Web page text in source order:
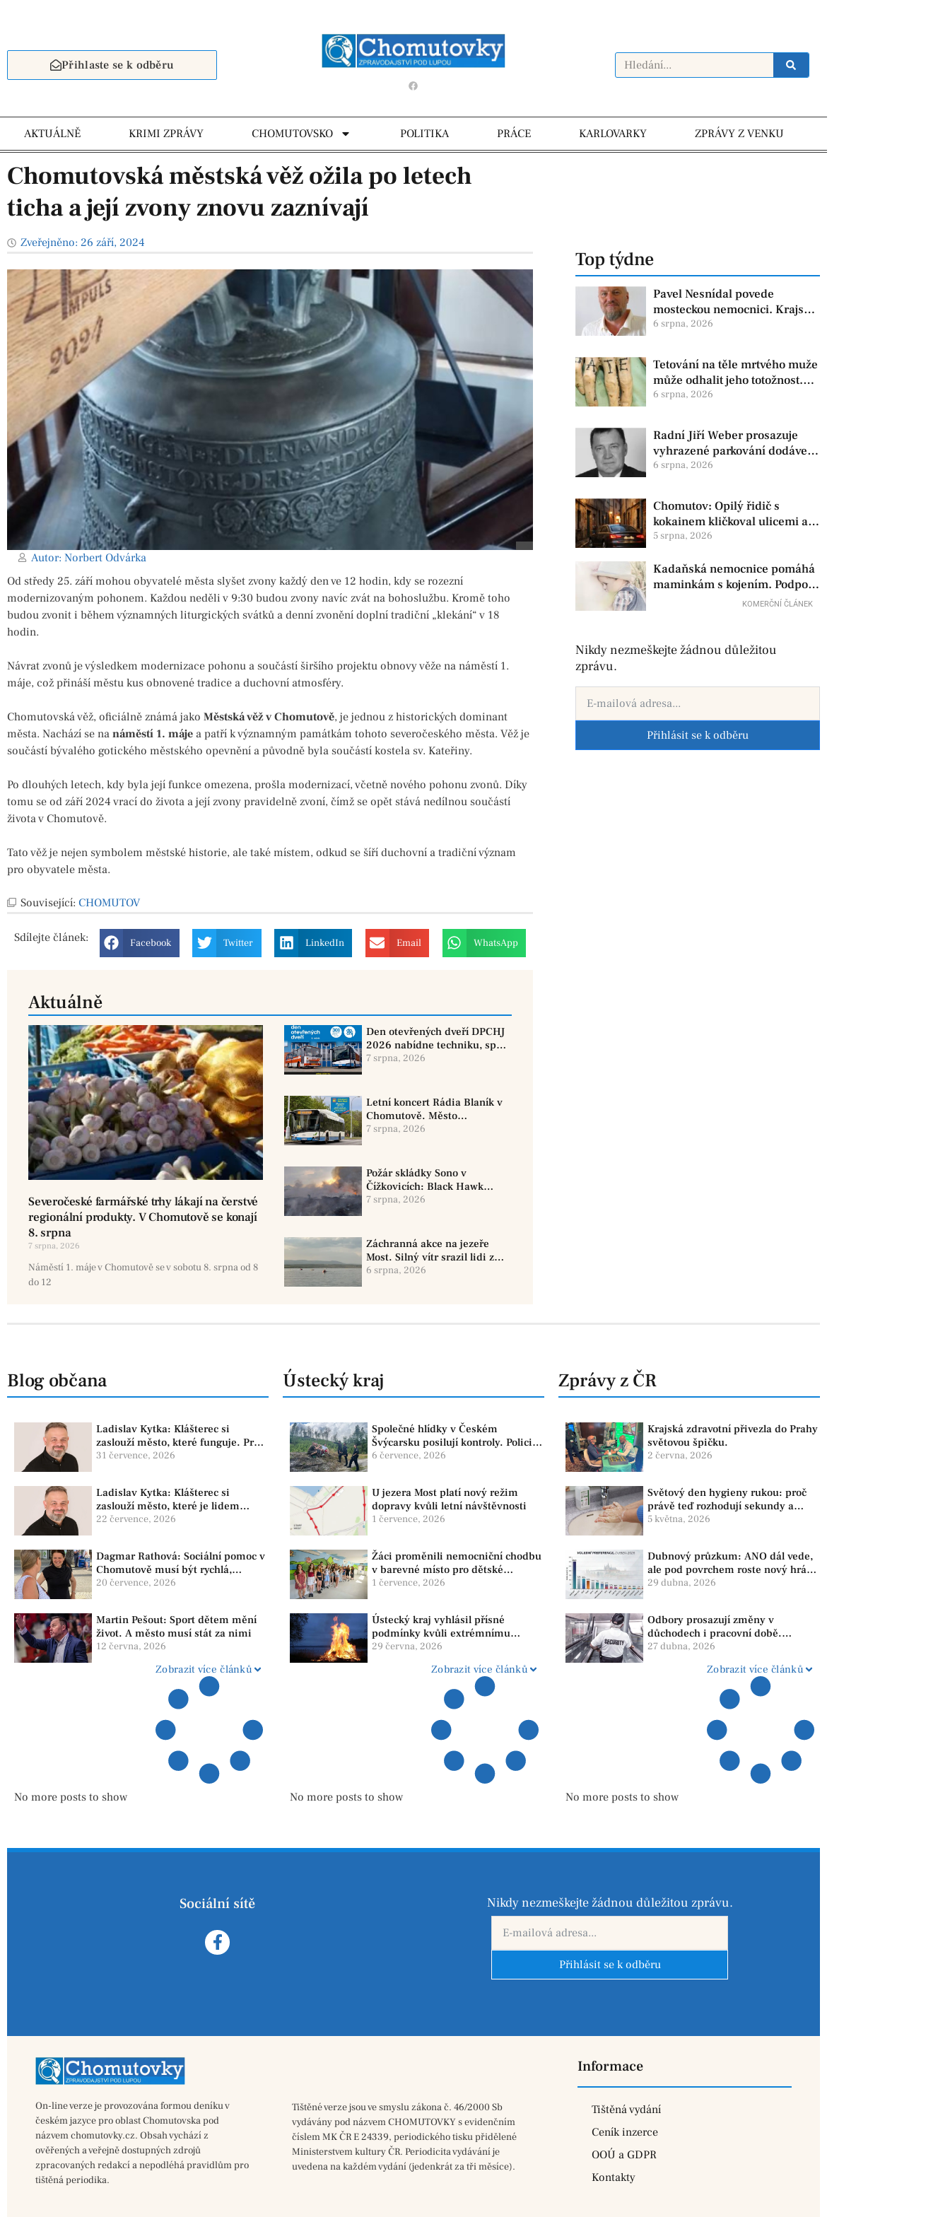
Přihlaste se k odběru
AKTUÁLNĚ KRIMI ZPRÁVY CHOMUTOVSKO POLITIKA PRÁCE KARLOVARKY ZPRÁVY Z VENKU
Chomutovská městská věž ožila po letech
ticha a její zvony znovu zaznívají
Zveřejněno: 26 září, 2024
Autor: Norbert Odvárka
Od středy 25. září mohou obyvatelé města slyšet zvony každý den ve 12 hodin, kdy se rozezní
modernizovaným pohonem. Každou neděli v 9:30 budou zvony navíc zvát na bohoslužbu. Kromě toho
budou zvonit i během významných liturgických svátků a denní zvonění doplní tradiční „klekání“ v 18
hodin.
Návrat zvonů je výsledkem modernizace pohonu a součástí širšího projektu obnovy věže na náměstí 1.
máje, což přináší městu kus obnovené tradice a duchovní atmosféry.
Chomutovská věž, oficiálně známá jako Městská věž v Chomutově, je jednou z historických dominant
města. Nachází se na náměstí 1. máje a patří k významným památkám tohoto severočeského města. Věž je
součástí bývalého gotického městského opevnění a původně byla součástí kostela sv. Kateřiny.
Po dlouhých letech, kdy byla její funkce omezena, prošla modernizací, včetně nového pohonu zvonů. Díky
tomu se od září 2024 vrací do života a její zvony pravidelně zvoní, čímž se opět stává nedílnou součástí
života v Chomutově.
Tato věž je nejen symbolem městské historie, ale také místem, odkud se šíří duchovní a tradiční význam
pro obyvatele města.
Související: CHOMUTOV
Sdílejte článek: Facebook Twitter LinkedIn Email WhatsApp
Aktuálně
Severočeské farmářské trhy lákají na čerstvé
regionální produkty. V Chomutově se konají
8. srpna
7 srpna, 2026
Náměstí 1. máje v Chomutově se v sobotu 8. srpna od 8
do 12
Den otevřených dveří DPCHJ
2026 nabídne techniku, sport
i jízdy historickými vozy
7 srpna, 2026
Letní koncert Rádia Blaník v
Chomutově. Město
doporučuje využít MHD
7 srpna, 2026
Požár skládky Sono v
Čížkovicích: Black Hawk
provedl 12 shozů vody
7 srpna, 2026
Záchranná akce na jezeře
Most. Silný vítr srazil lidi z
paddleboardů, dvě osoby se
6 srpna, 2026
Top týdne
Pavel Nesnídal povede
mosteckou nemocnici. Krajská
zdravotní oznámila změnu ve
6 srpna, 2026
Tetování na těle mrtvého muže
může odhalit jeho totožnost.
Policie žádá o pomoc
6 srpna, 2026
Radní Jiří Weber prosazuje
vyhrazené parkování dodávek
v Chomutově
6 srpna, 2026
Chomutov: Opilý řidič s
kokainem kličkoval ulicemi a
zkoušel uplatit policisty
5 srpna, 2026
Kadaňská nemocnice pomáhá
maminkám s kojením. Podpora
začíná už před porodem
KOMERČNÍ ČLÁNEK
Nikdy nezmeškejte žádnou důležitou
zprávu.
Přihlásit se k odběru
Blog občana
Ladislav Kytka: Klášterec si
zaslouží město, které funguje. Proto
předkládáme program, který řeší
31 července, 2026
Ladislav Kytka: Klášterec si
zaslouží město, které je lidem
nablízku
22 července, 2026
Dagmar Rathová: Sociální pomoc v
Chomutově musí být rychlá,
srozumitelná a férová. Ne udržovat
20 července, 2026
Martin Pešout: Sport dětem mění
život. A město musí stát za nimi
12 června, 2026
Zobrazit více článků
No more posts to show
Ústecký kraj
Společné hlídky v Českém
Švýcarsku posilují kontroly. Policie
dohlíží na bezpečnost i ochranu
6 července, 2026
U jezera Most platí nový režim
dopravy kvůli letní návštěvnosti
1 července, 2026
Žáci proměnili nemocniční chodbu
v barevné místo pro dětské
pacienty
1 července, 2026
Ústecký kraj vyhlásil přísné
podmínky kvůli extrémnímu
suchu. Platí zákaz ohňů i
29 června, 2026
Zobrazit více článků
No more posts to show
Zprávy z ČR
Krajská zdravotní přivezla do Prahy
světovou špičku.
2 června, 2026
Světový den hygieny rukou: proč
právě teď rozhodují sekundy a
správné mytí rukou
5 května, 2026
Dubnový průzkum: ANO dál vede,
ale pod povrchem roste nový hráč.
Strana PRO se drží nejvýš mezi
29 dubna, 2026
Odbory prosazují změny v
důchodech i pracovní době.
Dopady pocítí i lidé v našem
27 dubna, 2026
Zobrazit více článků
No more posts to show
Sociální sítě Nikdy nezmeškejte žádnou důležitou zprávu.
Přihlásit se k odběru
On-line verze je provozována formou deníku v
českém jazyce pro oblast Chomutovska pod
názvem chomutovky.cz. Obsah vychází z
ověřených a veřejně dostupných zdrojů
zpracovaných redakcí a nepodléhá pravidlům pro
tištěná periodika.
Tištěné verze jsou ve smyslu zákona č. 46/2000 Sb
vydávány pod názvem CHOMUTOVKY s evidenčním
číslem MK ČR E 24339, periodického tisku přidělené
Ministerstvem kultury ČR. Periodicita vydávání je
uvedena na každém vydání (jedenkrát za tři měsíce).
Informace
Tištěná vydání
Ceník inzerce
OOÚ a GDPR
Kontakty